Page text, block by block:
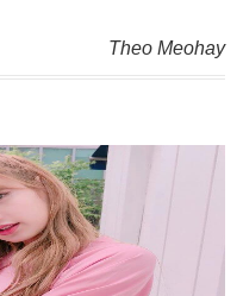
Theo Meohay